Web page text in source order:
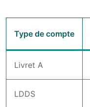
Type de compte
Livret A
LDDS